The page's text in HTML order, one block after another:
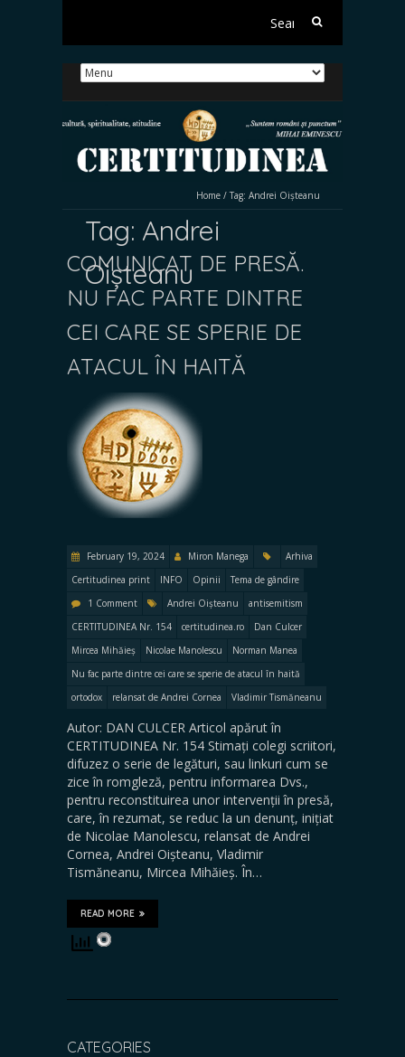
Search
Home / Tag: Andrei Oișteanu
Tag: Andrei
Oișteanu
COMUNICAT DE PRESĂ.
NU FAC PARTE DINTRE
CEI CARE SE SPERIE DE
ATACUL ÎN HAITĂ
February 19, 2024 Miron Manega
Arhiva
Certitudinea print
INFO Opinii
Tema de gândire
1 Comment
Andrei Oișteanu
antisemitism
CERTITUDINEA Nr. 154
certitudinea.ro
Dan Culcer
Mircea Mihăieș
Nicolae Manolescu
Norman Manea
Nu fac parte dintre cei care se sperie de atacul în haită
ortodox
relansat de Andrei Cornea Vladimir Tismăneanu
Autor: DAN CULCER Articol apărut în
CERTITUDINEA Nr. 154 Stimați colegi scriitori,
difuzez o serie de legături, sau linkuri cum se
zice în romgleză, pentru informarea Dvs.,
pentru reconstituirea unor intervenții în presă,
care, în rezumat, se reduc la un denunț, inițiat
de Nicolae Manolescu, relansat de Andrei
Cornea, Andrei Oișteanu, Vladimir
Tismăneanu, Mircea Mihăieș. În…
READ MORE
CATEGORIES